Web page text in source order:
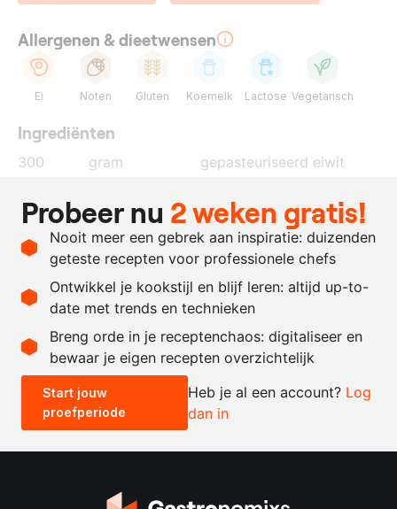
Allergenen & dieetwensen
Ei Noten Gluten Koemelk Lactose Vegetarisch
Ingrediënten
300 gram
gepasteuriseerd eiwit
60
gram
yoghurtpoeder
70
gram
suiker
Recept omrekenen
- +
0.5x 1x 2x
Probeer nu 2 weken gratis!
Nooit meer een gebrek aan inspiratie: duizenden
geteste recepten voor professionele chefs
Ontwikkel je kookstijl en blijf leren: altijd up-to-
date met trends en technieken
Breng orde in je receptenchaos: digitaliseer en
bewaar je eigen recepten overzichtelijk
Start jouw
proefperiode
Heb je al een account? Log
dan in